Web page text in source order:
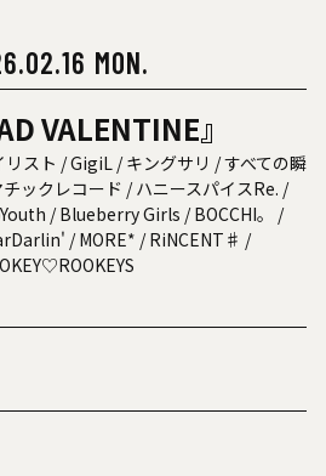
MON.
VALENTINE』
スト / GigiL / キングサリ / すべての瞬
ックレコード / ハニースパイスRe. /
/ Blueberry Girls / BOCCHI。 /
/ MORE* / RiNCENT♯ /